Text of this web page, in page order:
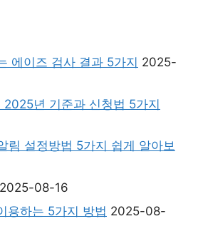
에이즈 검사 결과 5가지 2025-
2025년 기준과 신청법 5가지
림 설정방법 5가지 쉽게 알아보
2025-08-16
용하는 5가지 방법 2025-08-